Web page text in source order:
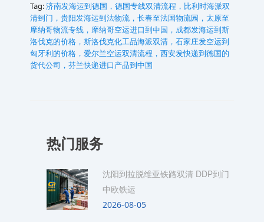
Tag:济南发海运到德国，德国专线双清流程，比利时海派双
清到门，贵阳发海运到法物流，长春至法国物流园，太原至
摩纳哥物流专线，摩纳哥空运进口到中国，成都发海运到斯
洛伐克的价格，斯洛伐克化工品海派双清，石家庄发空运到
匈牙利的价格，爱尔兰空运双清流程，西安发快递到德国的
货代公司，芬兰快递进口产品到中国
热门服务
沈阳到拉脱维亚铁路双清 DDP到门
中欧铁运
2026-08-05